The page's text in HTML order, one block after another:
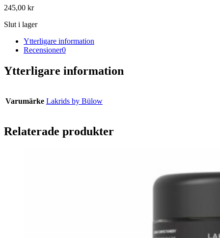
245,00 kr
Slut i lager
Ytterligare information
Recensioner0
Ytterligare information
Varumärke Lakrids by Bülow
Relaterade produkter